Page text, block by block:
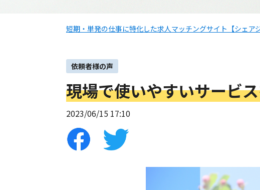
短期・単発の仕事に特化した求人マッチングサイト【シェアジ
依頼者様の声
現場で使いやすいサービ
2023/06/15 17:10